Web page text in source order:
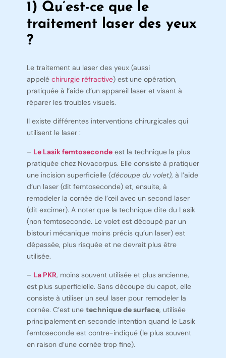
1) Qu’est-ce que le
traitement laser des yeux
?
Le traitement au laser des yeux (aussi
appelé chirurgie réfractive) est une opération,
pratiquée à l’aide d’un appareil laser et visant à
réparer les troubles visuels.
Il existe différentes interventions chirurgicales qui
utilisent le laser :
– Le Lasik femtosecondeest la technique la plus
pratiquée chez Novacorpus. Elle consiste à pratiquer
une incision superficielle (découpe du volet), à l’aide
d’un laser (dit femtoseconde) et, ensuite, à
remodeler la cornée de l’œil avec un second laser
(dit excimer). A noter que la technique dite du Lasik
(non femtoseconde. Le volet est découpé par un
bistouri mécanique moins précis qu’un laser) est
dépassée, plus risquée et ne devrait plus être
utilisée.
– La PKR, moins souvent utilisée et plus ancienne,
est plus superficielle. Sans découpe du capot, elle
consiste à utiliser un seul laser pour remodeler la
cornée. C’est une technique de surface, utilisée
principalement en seconde intention quand le Lasik
femtoseconde est contre-indiqué (le plus souvent
en raison d’une cornée trop fine).